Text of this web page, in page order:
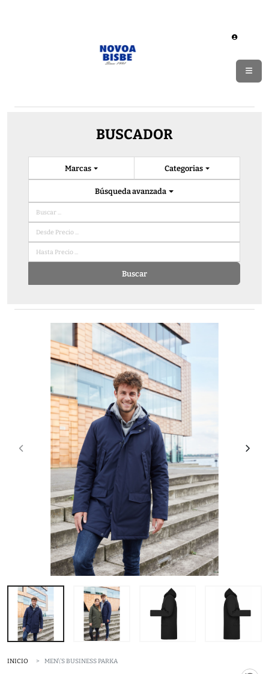
BUSCADOR
Categorias
Marcas
Búsqueda avanzada
Buscar
INICIO MEN\'S BUSINESS PARKA